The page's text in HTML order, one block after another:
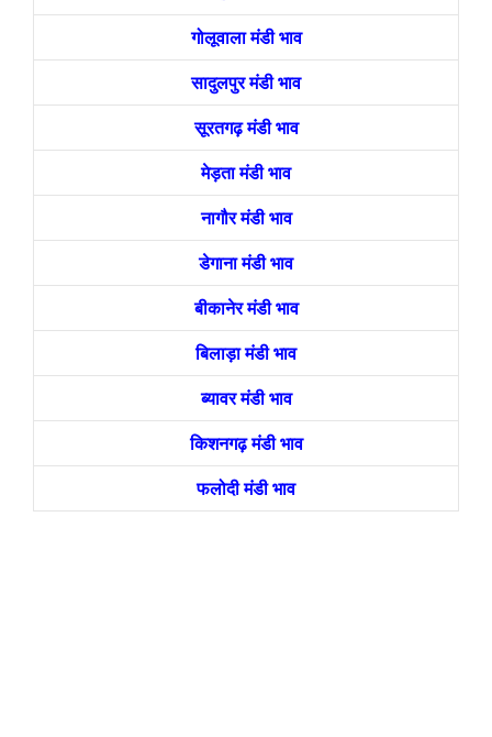
गोलूवाला मंडी भाव
सादुलपुर मंडी भाव
सूरतगढ़ मंडी भाव
मेड़ता मंडी भाव
नागौर मंडी भाव
डेगाना मंडी भाव
बीकानेर मंडी भाव
बिलाड़ा मंडी भाव
ब्यावर मंडी भाव
किशनगढ़ मंडी भाव
फलोदी मंडी भाव